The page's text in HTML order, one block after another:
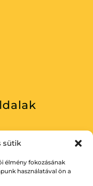
sütik
élmény fokozásának
használatával ön a